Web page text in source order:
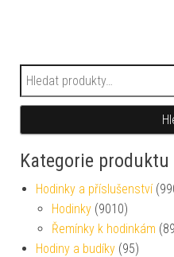
Hledat:
Kategorie produktu
Hodinky a příslušenství
Hodinky (9010)
Řemínky k hodinkám
Hodiny a budíky (95)